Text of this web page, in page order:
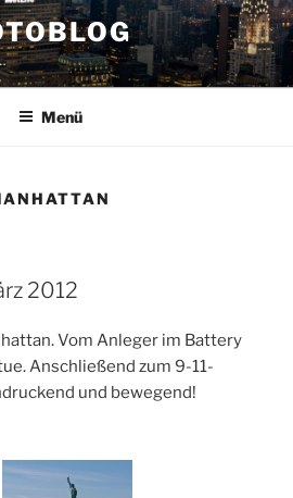
Menü
2012
Vom Anleger im Battery
Anschließend zum 9-11-
und bewegend!